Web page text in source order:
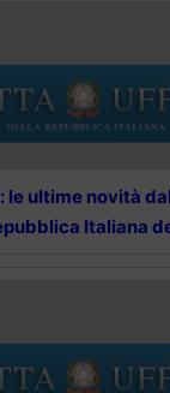
le ultime novità
Italiana